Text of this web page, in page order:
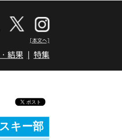
[本文へ]
結果 特集
キー部